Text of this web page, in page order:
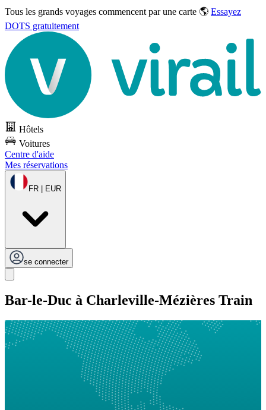
Tous les grands voyages commencent par une carte 🌎 Essayez
DOTS gratuitement
Hôtels
Voitures
Centre d'aide
Mes réservations
FR | EUR
se connecter
Bar-le-Duc à Charleville-Mézières Train